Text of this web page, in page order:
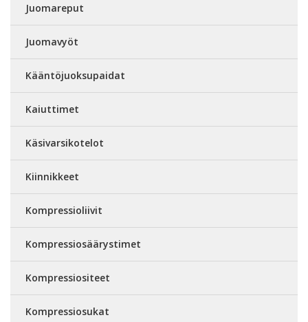
Juomareput
Juomavyöt
Kääntöjuoksupaidat
Kaiuttimet
Käsivarsikotelot
Kiinnikkeet
Kompressioliivit
Kompressiosäärystimet
Kompressiositeet
Kompressiosukat